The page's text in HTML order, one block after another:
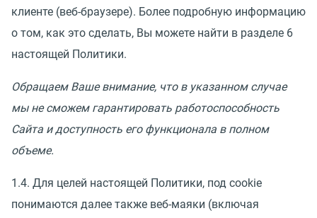
клиенте (веб-браузере). Более подробную информацию
о том, как это сделать, Вы можете найти в разделе 6
настоящей Политики.
Обращаем Ваше внимание, что в указанном случае
мы не сможем гарантировать работоспособность
Сайта и доступность его функционала в полном
объеме.
1.4. Для целей настоящей Политики, под cookie
понимаются далее также веб-маяки (включая